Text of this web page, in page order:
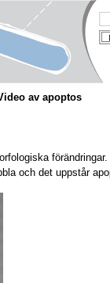
av apoptos
och det uppstår